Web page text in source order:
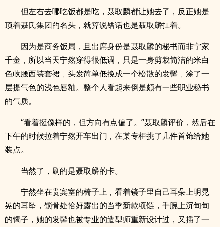
但左右去哪吃饭都是吃，聂取麟都让她去了，反正她是
顶着聂氏集团的名头，就算说错话也是聂取麟扛着。
因为是商务饭局，且出席身份是聂取麟的秘书而非宁家
千金，所以当天宁然穿得很低调，只是一身剪裁简洁的米白
色收腰西装套裙，头发简单低挽成一个松散的发髻，涂了一
层提气色的浅色唇釉。整个人看起来倒是颇有一些职业秘书
的气质。
“看着挺像样的，但方向有点偏了。”聂取麟评价，然后在
下午的时候拉着宁然开车出门，在某专柜挑了几件首饰给她
装点。
当然了，刷的是聂取麟的卡。
宁然坐在贵宾室的椅子上，看着镜子里自己耳朵上明晃
晃的耳坠，锁骨处恰好露出的当季新款项链，手腕上沉甸甸
的镯子，她的发髻也被专业的造型师重新设计过，又插了一